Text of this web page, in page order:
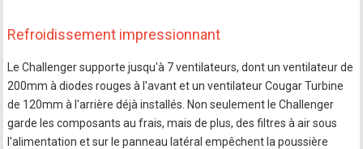
Refroidissement impressionnant
Le Challenger supporte jusqu'à 7 ventilateurs, dont un ventilateur de
200mm à diodes rouges à l'avant et un ventilateur Cougar Turbine
de 120mm à l'arrière déjà installés. Non seulement le Challenger
garde les composants au frais, mais de plus, des filtres à air sous
l'alimentation et sur le panneau latéral empêchent la poussière